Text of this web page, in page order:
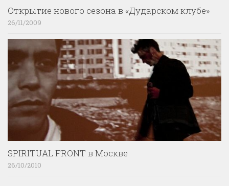
Открытие нового сезона в «Дударском клубе»
26/11/2009
SPIRITUAL FRONT в Москве
26/10/2010